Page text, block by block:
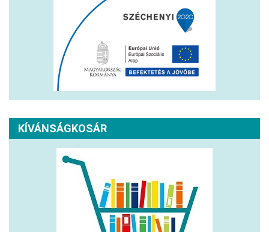
KÍVÁNSÁGKOSÁR